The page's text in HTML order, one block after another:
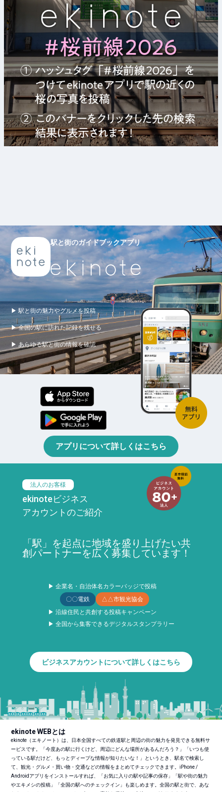
駅と街のガイドブックアプリ
▶ 駅と街の魅力やグルメを投稿
▶ 全国の駅に訪れた記録を残せる
▶ あらゆる駅と街の情報を確認
アプリについて詳しくはこちら
法人のお客様
ekinoteビジネス
アカウントのご紹介
「駅」を起点に地域を盛り上げたい共
創パートナーを広く募集しています！
▶ 企業名・自治体名カラーバッジで投稿
〇〇電鉄
△△市観光協会
▶ 沿線住民と共創する投稿キャンペーン
▶ 全国から集客できるデジタルスタンプラリー
ビジネスアカウントについて詳しくはこちら
ekinote WEBとは
ekinote（エキノート）は、日本全国すべての鉄道駅と周辺の街の魅力を発見できる無料サ
ービスです。「今度あの駅に行くけど、周辺にどんな場所があるんだろう？」「いつも使
っている駅だけど、もっとディープな情報が知りたいな！」というとき、駅名で検索し
て、観光・グルメ・買い物・交通などの情報をまとめてチェックできます。iPhone /
Androidアプリをインストールすれば、「お気に入りの駅や記事の保存」「駅や街の魅力
やエキメシの投稿」「全国の駅へのチェックイン」も楽しめます。全国の駅と街で、あな